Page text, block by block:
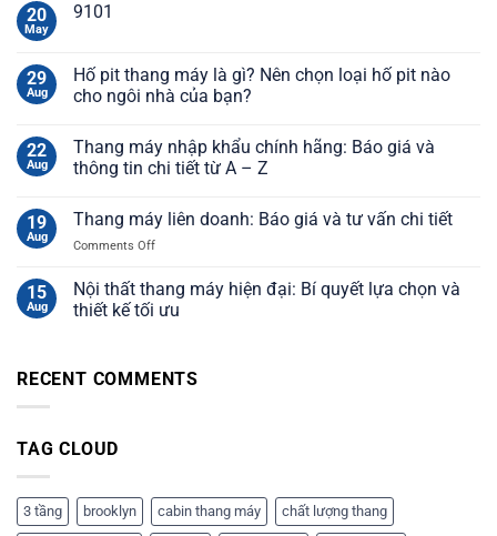
20
May
9101
29
Aug
Hố pit thang máy là gì? Nên chọn loại hố pit nào
cho ngôi nhà của bạn?
22
Aug
Thang máy nhập khẩu chính hãng: Báo giá và
thông tin chi tiết từ A – Z
19
Aug
Thang máy liên doanh: Báo giá và tư vấn chi tiết
Comments Offon
máy
doanh:
và
15
Aug
Nội thất thang máy hiện đại: Bí quyết lựa chọn và
thiết kế tối ưu
RECENT COMMENTS
TAG CLOUD
3 tầng brooklyn cabin thang máy chất lượng thang